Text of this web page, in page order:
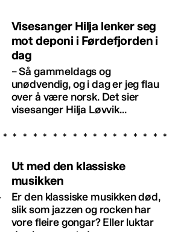
Visesanger Hilja lenker seg
mot deponi i Førdefjorden i
dag
– Så gammeldags og
unødvendig, og i dag er jeg flau
over å være norsk. Det sier
visesanger Hilja Løvvik...
Ut med den klassiske
musikken
Er den klassiske musikken død,
slik som jazzen og rocken har
vore fleire gongar? Eller luktar